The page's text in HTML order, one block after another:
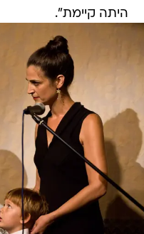
היתה קיימת".